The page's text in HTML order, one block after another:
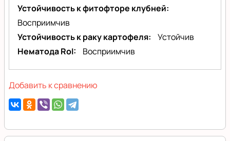
Устойчивость к фитофторе клубней
Восприимчив
Устойчивость к раку картофеля
Устойчив
Нематода RoI
Восприимчив
Добавить к сравнению